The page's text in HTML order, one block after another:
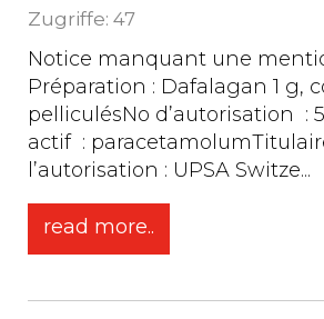
Zugriffe: 47
Notice manquant une
Préparation : Dafalagan 1 g,
pelliculésNo d’autorisation :
actif :
l’autorisation : UPSA Switze...
read more..